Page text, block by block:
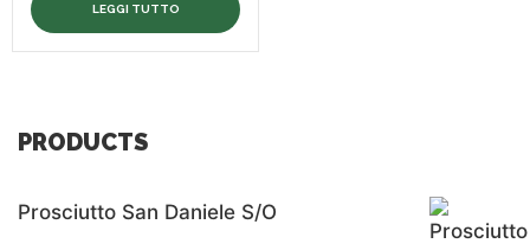
LEGGI TUTTO
PRODUCTS
Prosciutto San Daniele S/o